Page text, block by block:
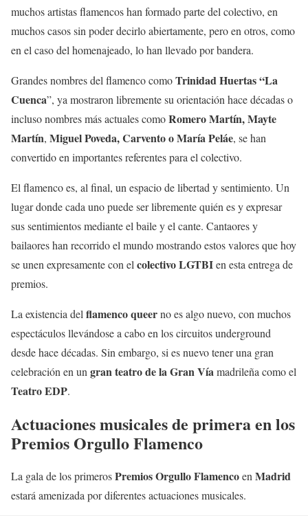
muchos artistas flamencos han formado parte del colectivo, en
muchos casos sin poder decirlo abiertamente, pero en otros, como
en el caso del homenajeado, lo han llevado por bandera.
Grandes nombres del flamenco comoTrinidad Huertas “La
Cuenca”, ya mostraron libremente su orientación hace décadas o
incluso nombres más actuales comoRomero Martín, Mayte
Martín, Miguel Poveda,Carventoo María Peláe, se han
convertido en importantes referentes para el colectivo.
El flamenco es, al final, un espacio de libertad y sentimiento. Un
lugar donde cada uno puede ser libremente quién es y expresar
sus sentimientos mediante el baile y el cante. Cantaores y
bailaores han recorrido el mundo mostrando estos valores que hoy
se unen expresamente con el colectivo LGTBIen esta entrega de
premios.
La existencia del flamenco queerno es algo nuevo, con muchos
espectáculos llevándose a cabo en los circuitos underground
desde hace décadas. Sin embargo, si es nuevo tener una gran
celebración en un gran teatro de la Gran Víamadrileña como el
Teatro EDP.
Actuaciones musicales de primera en los
Premios Orgullo Flamenco
La gala de los primerosPremios Orgullo Flamencoen Madrid
estará amenizada por diferentes actuaciones musicales.